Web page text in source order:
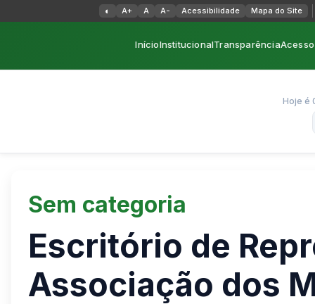
◐ Alternar alto contraste
A+ A A- Acessibilidade Mapa do Site
InícioInstitucionalTransparência
Hoje é
Sem categoria
Escritório de
Associação dos